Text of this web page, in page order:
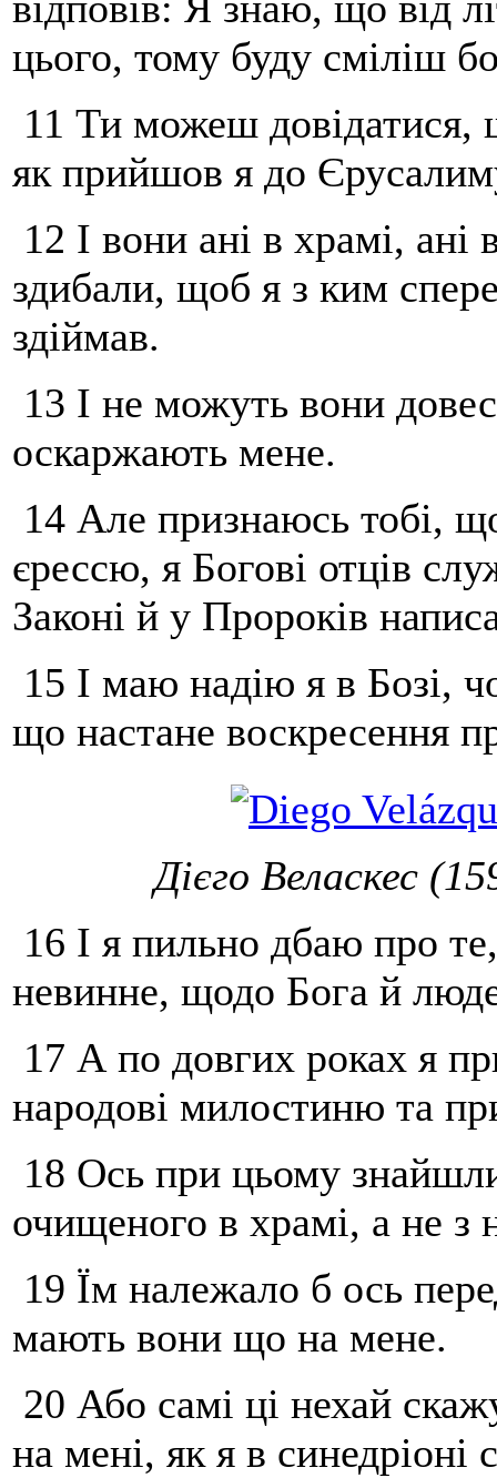
цього, тому буду сміліш
11 Ти можеш довідатися,
як прийшов я до
12 І вони ані в храмі, ані
здибали, щоб я з ким
здіймав.
13 І не можуть вони
оскаржають мене.
14 Але признаюсь тобі,
єрессю, я Богові отців
Законі й у Пророків
15 І маю надію я в Бозі,
що настане воскресення
Дієго Веласкес
16 І я пильно дбаю про
невинне, щодо Бога й
17 А по довгих роках я
народові милостиню та
18 Ось при цьому
очищеного в храмі, а не з
19 Їм належало б ось
мають вони що на мене.
20 Або самі ці нехай
на мені, як я в синедріоні